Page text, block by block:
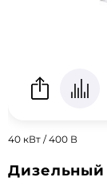
40 кВт / 400 В
Дизельный